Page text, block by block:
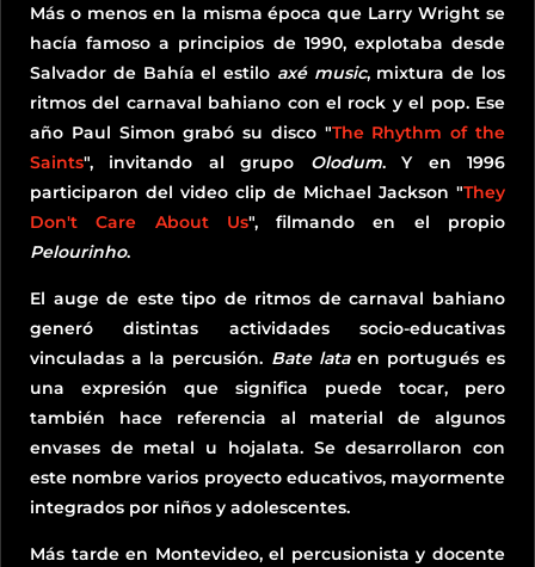
Más o menos en la misma época que Larry Wright se
hacía famoso a principios de 1990, explotaba desde
Salvador de Bahía el estilo axé music, mixtura de los
ritmos del carnaval bahiano con el rock y el pop. Ese
año Paul Simon grabó su disco "The Rhythm of the
Saints", invitando al grupo Olodum. Y en 1996
participaron del video clip de Michael Jackson "They
Don't Care About Us", filmando en el propio
Pelourinho.
El auge de este tipo de ritmos de carnaval bahiano
generó distintas actividades socio-educativas
vinculadas a la percusión. Bate lataen portugués es
una expresión que significa puede tocar, pero
también hace referencia al material de algunos
envases de metal u hojalata. Se desarrollaron con
este nombre varios proyecto educativos, mayormente
integrados por niños y adolescentes.
Más tarde en Montevideo, el percusionista y docente